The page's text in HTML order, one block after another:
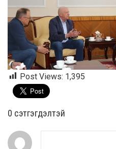
Post Views: 1,395
0 cэтгэгдэлтэй